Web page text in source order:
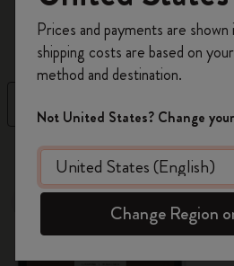
Leggi di più
2 Prodotti
spedizione gratuita sul
usando il codice
Crea un account Moleskine
ad offerte, vantaggi e
Prices and payments are
shipping costs are based on
method and destination.
Not United States? Change
Change Region